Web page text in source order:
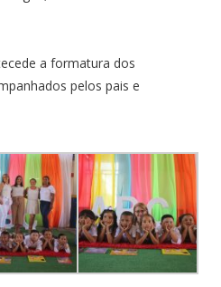
a formatura dos
pelos pais e